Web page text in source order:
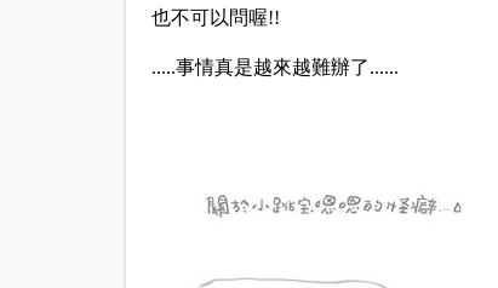
也不可以問喔!!
.....事情真是越來越難辦了......